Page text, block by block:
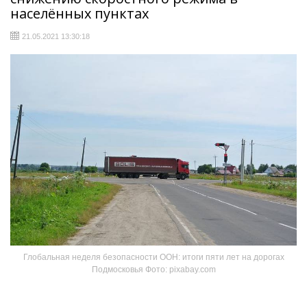
населённых пунктах
21.05.2021 13:30:18
Глобальная неделя безопасности ООН: итоги пяти лет на дорогах
Подмосковья Фото: pixabay.com